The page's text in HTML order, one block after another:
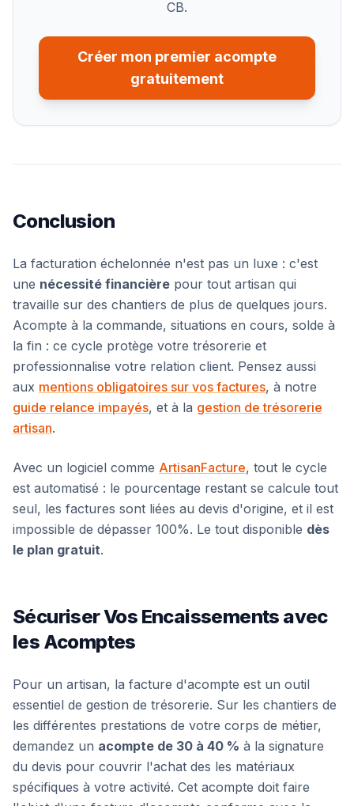
CB.
Créer mon premier acompte
gratuitement
Conclusion
La facturation échelonnée n'est pas un luxe : c'est
une nécessité financière pour tout artisan qui
travaille sur des chantiers de plus de quelques jours.
Acompte à la commande, situations en cours, solde à
la fin : ce cycle protège votre trésorerie et
professionnalise votre relation client. Pensez aussi
aux mentions obligatoires sur vos factures, à notre
guide relance impayés, et à la gestion de trésorerie
artisan.
Avec un logiciel comme ArtisanFacture, tout le cycle
est automatisé : le pourcentage restant se calcule tout
seul, les factures sont liées au devis d'origine, et il est
impossible de dépasser 100%. Le tout disponible dès
le plan gratuit.
Sécuriser Vos Encaissements avec
les Acomptes
Pour un artisan, la facture d'acompte est un outil
essentiel de gestion de trésorerie. Sur les chantiers de
les différentes prestations de votre corps de métier,
demandez un acompte de 30 à 40 % à la signature
du devis pour couvrir l'achat des les matériaux
spécifiques à votre activité. Cet acompte doit faire